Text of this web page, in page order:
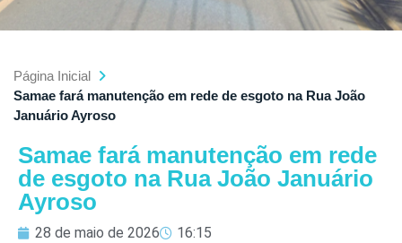
Página Inicial
Samae fará manutenção em rede de esgoto na Rua João
Januário Ayroso
Samae fará manutenção em rede
de esgoto na Rua João Januário
Ayroso
28 de maio de 2026 16:15